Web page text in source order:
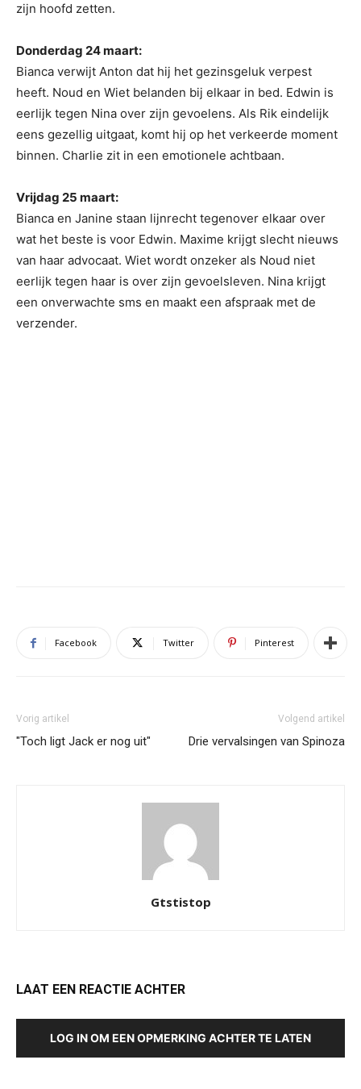
zijn hoofd zetten.
Donderdag 24 maart:
Bianca verwijt Anton dat hij het gezinsgeluk verpest
heeft. Noud en Wiet belanden bij elkaar in bed. Edwin is
eerlijk tegen Nina over zijn gevoelens. Als Rik eindelijk
eens gezellig uitgaat, komt hij op het verkeerde moment
binnen. Charlie zit in een emotionele achtbaan.
Vrijdag 25 maart:
Bianca en Janine staan lijnrecht tegenover elkaar over
wat het beste is voor Edwin. Maxime krijgt slecht nieuws
van haar advocaat. Wiet wordt onzeker als Noud niet
eerlijk tegen haar is over zijn gevoelsleven. Nina krijgt
een onverwachte sms en maakt een afspraak met de
verzender.
Facebook Twitter Pinterest
Vorig artikel
"Toch ligt Jack er nog uit"
Volgend artikel
Drie vervalsingen van Spinoza
Gtstistop
LAAT EEN REACTIE ACHTER
LOG IN OM EEN OPMERKING ACHTER TE LATEN